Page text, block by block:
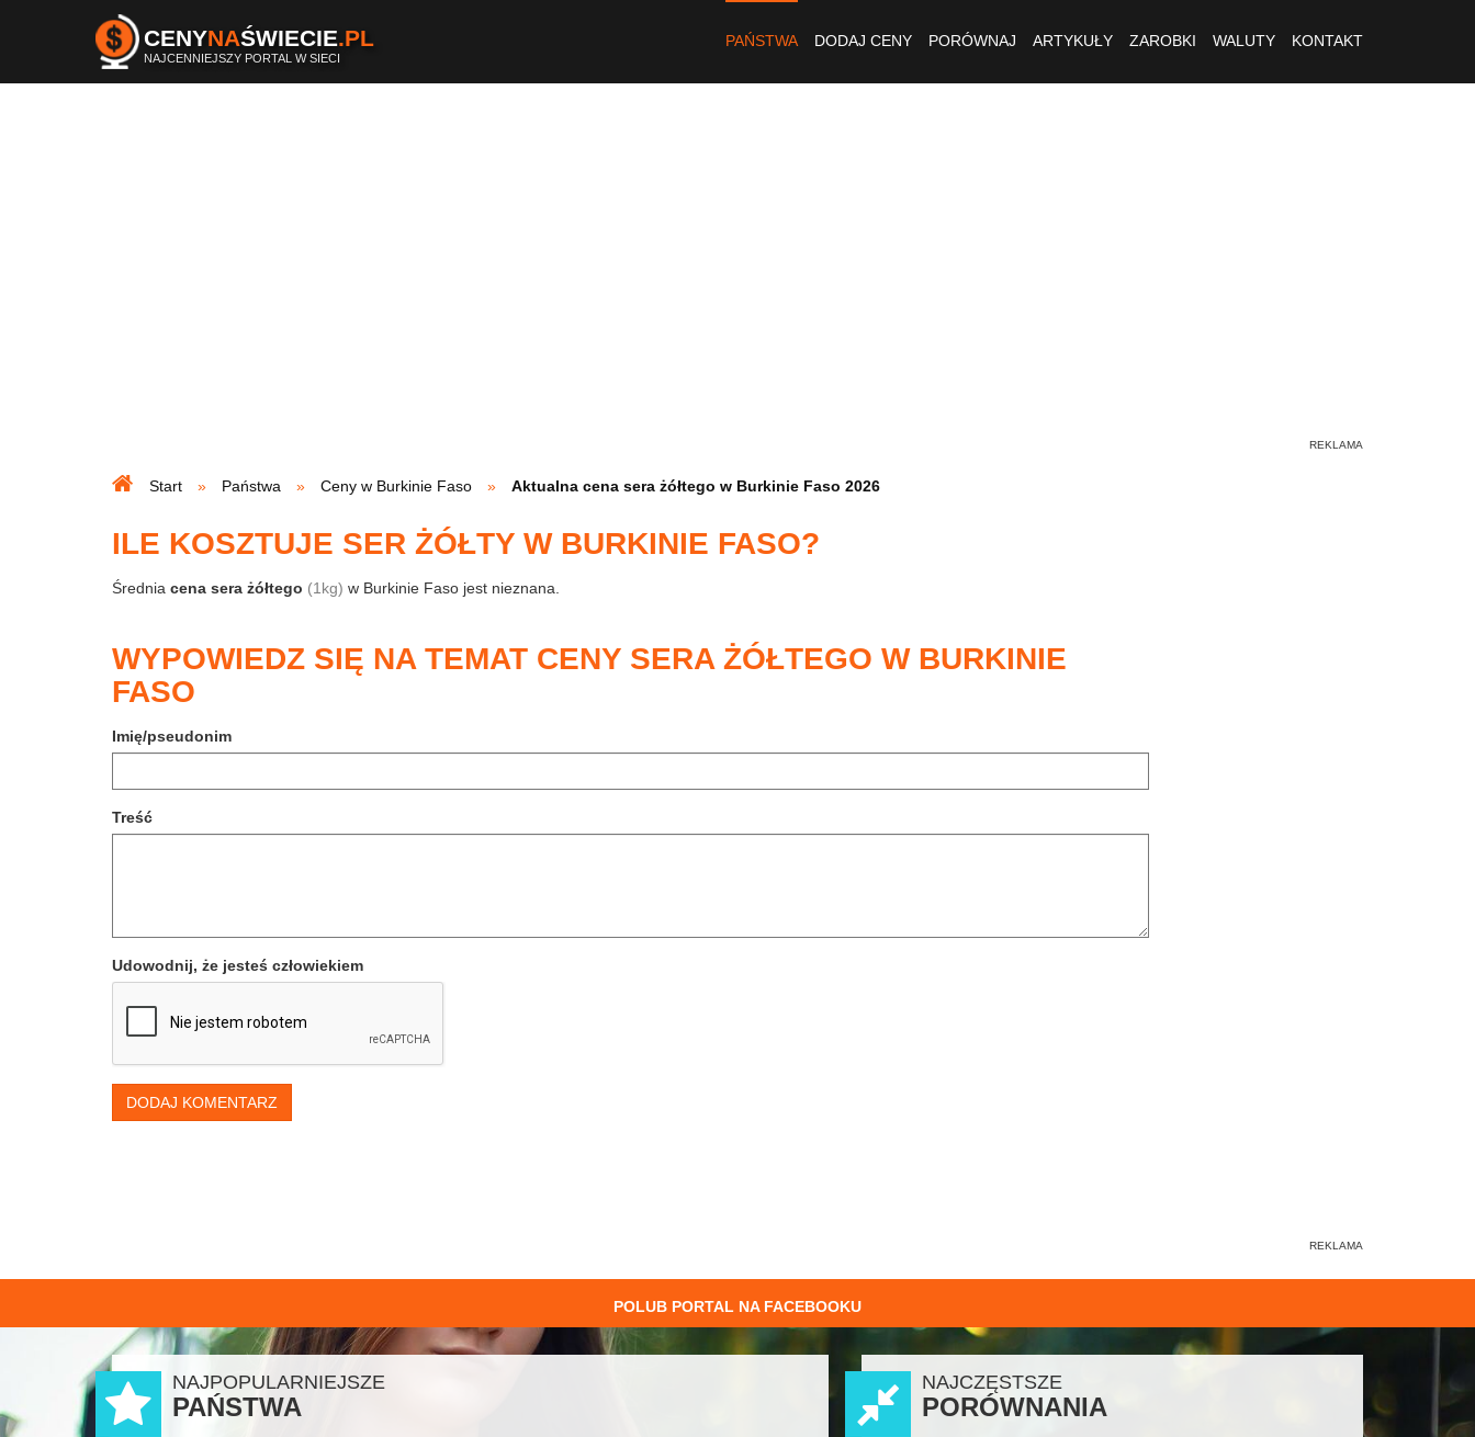
CENYNAŚWIECIE.PL
NAJCENNIEJSZY PORTAL W SIECI
PAŃSTWA DODAJ CENY PORÓWNAJ ARTYKUŁY ZAROBKI WALUTY KONTAKT
Start Państwa Ceny w Burkinie Faso Aktualna cena sera żółtego w Burkinie Faso 2026
ILE KOSZTUJE SER ŻÓŁTY W BURKINIE FASO?
Średnia cena sera żółtego (1kg) w Burkinie Faso jest nieznana.
WYPOWIEDZ SIĘ NA TEMAT CENY SERA ŻÓŁTEGO W BURKINIE
FASO
Imię/pseudonim
Treść
Udowodnij, że jesteś człowiekiem
DODAJ KOMENTARZ
POLUB PORTAL NA FACEBOOKU
NAJPOPULARNIEJSZE
PAŃSTWA
NAJCZĘSTSZE
PORÓWNANIA